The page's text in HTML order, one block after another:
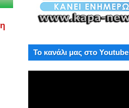
Το κανάλι μας στο Youtube